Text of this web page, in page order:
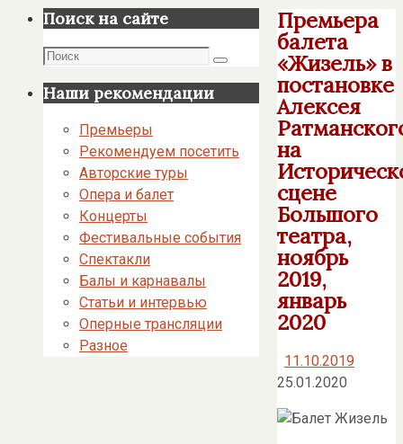
Премьера
балета
«Жизель» в
постановке
Алексея
на
сцене
Большого
театра,
ноябрь
2019,
январь
2020
11.10.2019
25.01.2020
Поиск на сайте
Поиск
Поиск
Наши рекомендации
Премьеры
Рекомендуем посетить
Авторские туры
Опера и балет
Концерты
Фестивальные события
Спектакли
Балы и карнавалы
Статьи и интервью
Оперные трансляции
Разное